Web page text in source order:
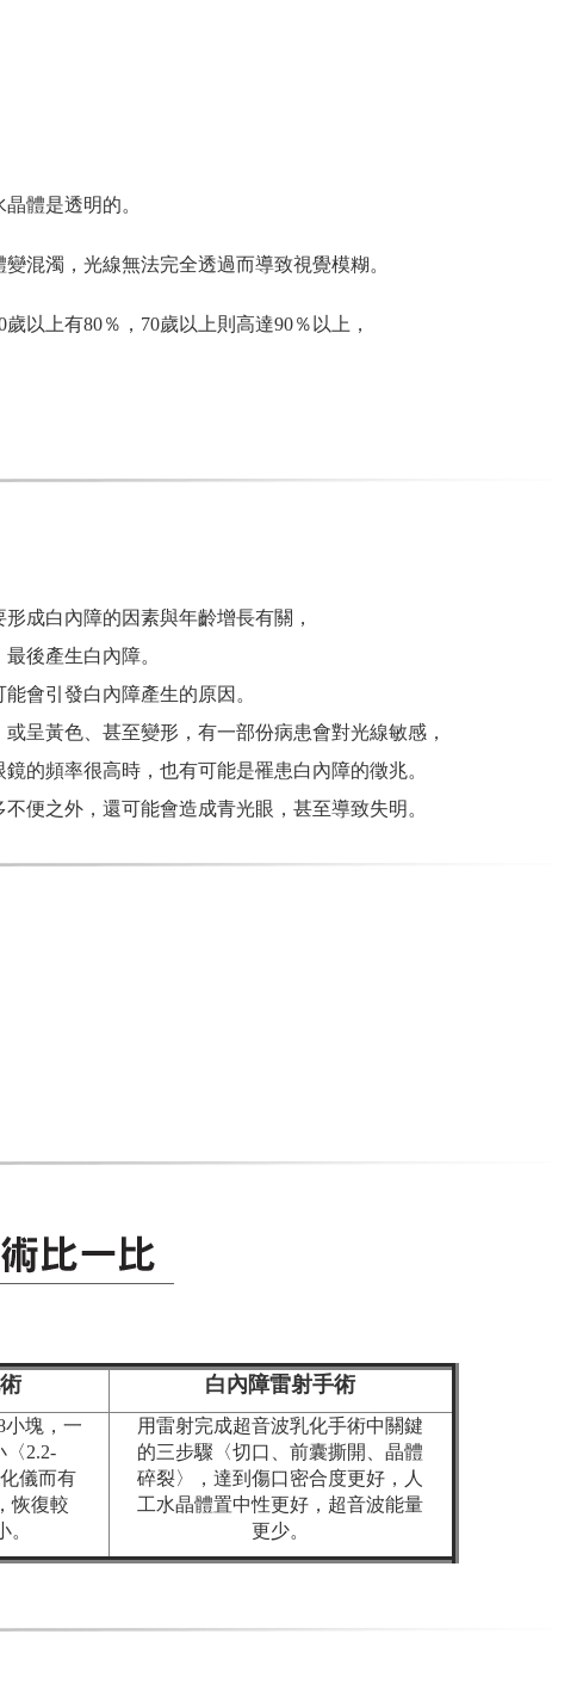
體是透明的。
混濁，光線無法完全透過而導致視覺模糊。
以上有80％，70歲以上則高達90％以上，
成白內障的因素與年齡增長有關，
後產生白內障。
會引發白內障產生的原因。
呈黃色、甚至變形， 有一部份病患會對光線敏感，
的頻率很高時，也有可能是罹患白內障的徵兆。
便之外，還可能會造成青光眼，甚至導致失明。
白內障雷射手術
小塊，一
〈2.2-
儀而有
恢復較
用雷射完成超音波乳化手術中關鍵
的三步驟〈切口、前囊撕開、晶體
碎裂〉，達到傷口密合度更好，人
工水晶體置中性更好，超音波能量
更少。